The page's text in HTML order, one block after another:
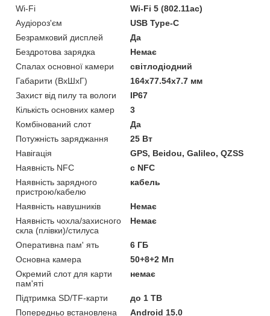
Wi-Fi
Wi-Fi 5 (802.11ac)
Аудіороз'єм
USB Type-C
Безрамковий дисплей
Да
Бездротова зарядка
Немає
Спалах основної камери
світлодіодний
Габарити (ВхШхГ)
164х77.54х7.7 мм
Захист від пилу та вологи
IP67
Кількість основних камер
3
Комбінований слот
Да
Потужність заряджання
25 Вт
Навігація
GPS, Beidou, Galileo, QZSS
Наявність NFC
с NFC
Наявність зарядного
пристрою/кабелю
кабель
Наявність навушників
Немає
Наявність чохла/захисного
скла (плівки)/стилуса
Немає
Оперативна пам' ять
6 ГБ
Основна камера
50+8+2 Мп
Окремий слот для карти
пам'яті
немає
Підтримка SD/TF-карти
до 1 ТВ
Попередньо встановлена
Android 15.0